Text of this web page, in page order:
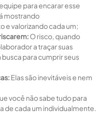
para encarar esse
mostrando
e valorizando cada um;
O risco, quando
a traçar suas
para cumprir seus
Elas são inevitáveis e nem
você não sabe tudo para
de cada um individualmente.